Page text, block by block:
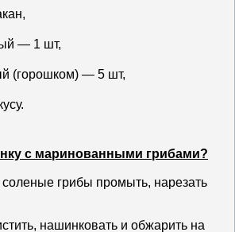
— 1 шт,
(горошком) — 5 шт,
с маринованными грибами?
грибы промыть, нарезать
нашинковать и обжарить на